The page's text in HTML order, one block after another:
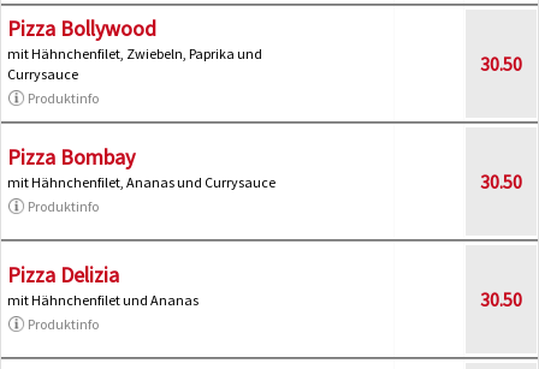
Pizza Bollywood
mit Hähnchenfilet, Zwiebeln, Paprika und
Currysauce
Produktinfo
30.50
Pizza Bombay
mit Hähnchenfilet, Ananas und Currysauce
Produktinfo
30.50
Pizza Delizia
mit Hähnchenfilet und Ananas
Produktinfo
30.50